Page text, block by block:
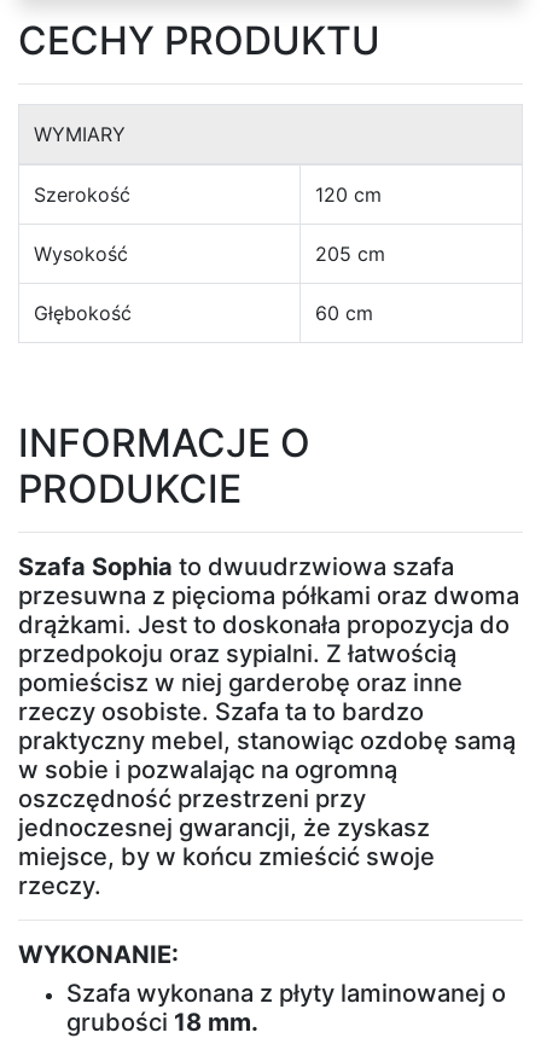
kształcie
litery
Narożniki
w
kształcie
litery
L
Łóżka
dziecięce
Łóżka
tapicerowane
Łóżka
kontynentalne
Łóżka
drewniane
Szafy
Szafy
przesuwne
CECHY PRODUKTU
WYMIARY
Szerokość 120 cm
Wysokość 205 cm
Głębokość 60 cm
INFORMACJE O
PRODUKCIE
Szafa Sophia to dwuudrzwiowa szafa
przesuwna z pięcioma półkami oraz dwoma
drążkami. Jest to doskonała propozycja do
przedpokoju oraz sypialni. Z łatwością
pomieścisz w niej garderobę oraz inne
rzeczy osobiste. Szafa ta to bardzo
praktyczny mebel, stanowiąc ozdobę samą
w sobie i pozwalając na ogromną
oszczędność przestrzeni przy
jednoczesnej gwarancji, że zyskasz
miejsce, by w końcu zmieścić swoje
rzeczy.
WYKONANIE:
Szafa wykonana z płyty laminowanej o
grubości 18 mm.